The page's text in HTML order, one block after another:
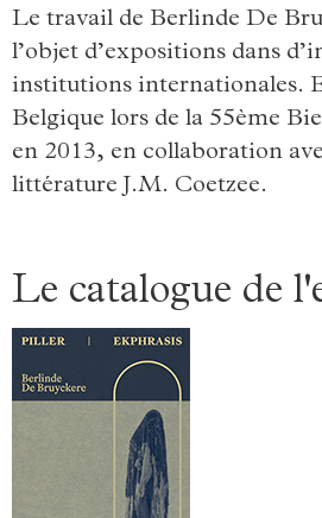
Le travail de Berlinde De
l’objet d’expositions dans
institutions internationales.
Belgique lors de la 55ème
en 2013, en collaboration
littérature J.M. Coetzee.
Le catalogue de